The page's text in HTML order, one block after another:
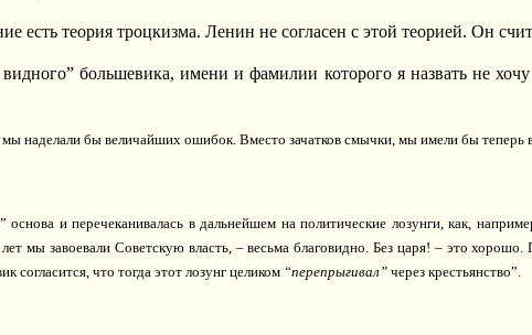
есть теория троцкизма. Ленин не согласен с этой теорией. Он
большевика, имени и фамилии которого я назвать не
наделали бы величайших ошибок. Вместо зачатков смычки, мы имели бы теперь
и перечеканивалась в дальнейшем на политические лозунги, как,
мы завоевали Советскую власть, – весьма благовидно. Без царя! – это
согласится, что тогда этот лозунг целиком “перепрыгивал”через крестьянство”.